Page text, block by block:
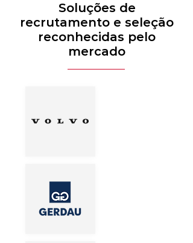
Soluções de
recrutamento e seleção
reconhecidas pelo
mercado